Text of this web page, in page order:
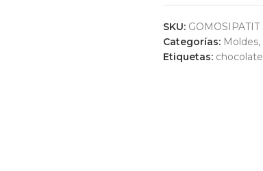
SKU: GOMOSIPATIT
Categorías: Moldes,
Etiquetas: chocolate